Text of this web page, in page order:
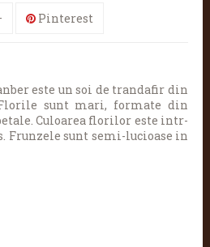
Pinterest
este un soi de trandafir din
sunt mari, formate din
Culoarea florilor este intr-
Frunzele sunt semi-lucioase in